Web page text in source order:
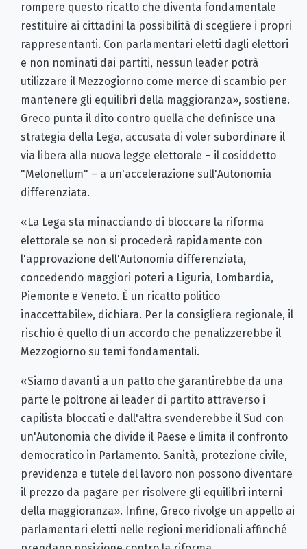
rompere questo ricatto che diventa fondamentale
restituire ai cittadini la possibilità di scegliere i propri
rappresentanti. Con parlamentari eletti dagli elettori
e non nominati dai partiti, nessun leader potrà
utilizzare il Mezzogiorno come merce di scambio per
mantenere gli equilibri della maggioranza», sostiene.
Greco punta il dito contro quella che definisce una
strategia della Lega, accusata di voler subordinare il
via libera alla nuova legge elettorale – il cosiddetto
"Melonellum" – a un'accelerazione sull'Autonomia
differenziata.
«La Lega sta minacciando di bloccare la riforma
elettorale se non si procederà rapidamente con
l'approvazione dell'Autonomia differenziata,
concedendo maggiori poteri a Liguria, Lombardia,
Piemonte e Veneto. È un ricatto politico
inaccettabile», dichiara. Per la consigliera regionale, il
rischio è quello di un accordo che penalizzerebbe il
Mezzogiorno su temi fondamentali.
«Siamo davanti a un patto che garantirebbe da una
parte le poltrone ai leader di partito attraverso i
capilista bloccati e dall'altra svenderebbe il Sud con
un'Autonomia che divide il Paese e limita il confronto
democratico in Parlamento. Sanità, protezione civile,
previdenza e tutele del lavoro non possono diventare
il prezzo da pagare per risolvere gli equilibri interni
della maggioranza». Infine, Greco rivolge un appello ai
parlamentari eletti nelle regioni meridionali affinché